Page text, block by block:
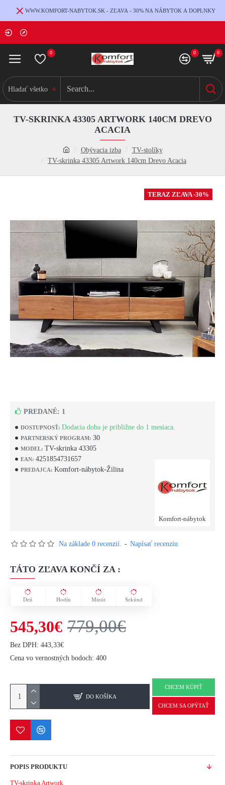
WWW.KOMFORT-NABYTOK.SK - ZĽAVA - 30% NA NÁBYTOK A DOPLNKY
0 0 0
Hladať všetko
Obývacia izba
TV-stolíky
TV-skrinka 43305 Artwork 140cm Drevo Acacia
TV-SKRINKA 43305 ARTWORK 140CM DREVO
ACACIA
TERAZ ZĽAVA -30%
DOSTUPNOSŤ: Dodacia doba je približne do 1 mesiaca.
PARTNERSKÝ PROGRAM: 30
MODEL: TV-skrinka 43305
EAN: 4251854731657
PREDAJCA: Komfort-nábytok-Žilina
Komfort-nábytok
PREDANÉ: 1
Na základe 0 recenzií. - Napísať recenziu
TÁTO ZĽAVA KONČÍ ZA :
Deň Hodín Minút Sekúnd
545,30€ 779,00€
Bez DPH: 443,33€
Cena vo vernostných bodoch: 400
DO KOŠÍKA
CHCEM KÚPIŤ
CHCEM SA OPÝTAŤ
POPIS PRODUKTU
TV-skrinka Artwork